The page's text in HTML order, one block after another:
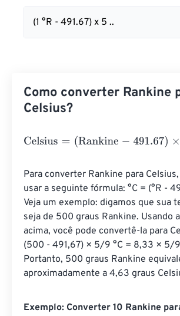
(1 °R - 491.67) x 5 ..
Como converter Rankine
Celsius?
Celsius Rankine - 491.67 ×59
Para converter Rankine para
usar a seguinte fórmula: °C = (°R -
Veja um exemplo: digamos que sua
seja de 500 graus Rankine. Usando
acima, você pode convertê-la para
(500 - 491,67) × 5/9 °C = 8,33 × 5/
Portanto, 500 graus Rankine
aproximadamente a 4,63 graus
Exemplo: Converter 10 Rankine